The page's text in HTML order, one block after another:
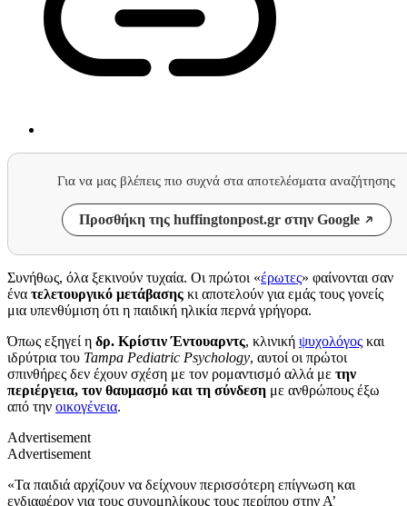
Για να μας βλέπεις πιο συχνά στα αποτελέσματα αναζήτησης
Προσθήκη της huffingtonpost.gr στην Google
Συνήθως, όλα ξεκινούν τυχαία. Οι πρώτοι «έρωτες» φαίνονται σαν
ένα τελετουργικό μετάβασης κι αποτελούν για εμάς τους γονείς
μια υπενθύμιση ότι η παιδική ηλικία περνά γρήγορα.
Όπως εξηγεί η δρ. Κρίστιν Έντουαρντς, κλινική ψυχολόγος και
ιδρύτρια του Tampa Pediatric Psychology, αυτοί οι πρώτοι
σπινθήρες δεν έχουν σχέση με τον ρομαντισμό αλλά με την
περιέργεια, τον θαυμασμό και τη σύνδεση με ανθρώπους έξω
από την οικογένεια.
Advertisement
Advertisement
«Τα παιδιά αρχίζουν να δείχνουν περισσότερη επίγνωση και
ενδιαφέρον για τους συνομηλίκους τους περίπου στην Α’